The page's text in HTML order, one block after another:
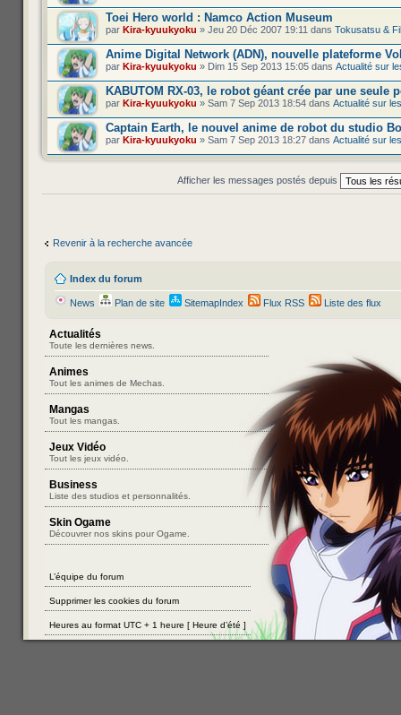
Toei Hero world : Namco Action Museum
par Kira-kyuukyoku » Jeu 20 Déc 2007 19:11 dans Tokusatsu &
Anime Digital Network (ADN), nouvelle plateforme
par Kira-kyuukyoku » Dim 15 Sep 2013 15:05 dans Actualité sur
KABUTOM RX-03, le robot géant crée par une seule
par Kira-kyuukyoku » Sam 7 Sep 2013 18:54 dans Actualité sur
Captain Earth, le nouvel anime de robot du studio
par Kira-kyuukyoku » Sam 7 Sep 2013 18:27 dans Actualité sur
Afficher les messages postés depuis
Revenir à la recherche avancée
Index du forum
News Plan de site SitemapIndex Flux RSS Liste des flux
Actualités
Toute les dernières news.
Animes
Tout les animes de Mechas.
Mangas
Tout les mangas.
Jeux Vidéo
Tout les jeux vidéo.
Business
Liste des studios et personnalités.
Skin Ogame
Découvrer nos skins pour Ogame.
L’équipe du forum
Supprimer les cookies du forum
Heures au format UTC + 1 heure [ Heure d’été ]